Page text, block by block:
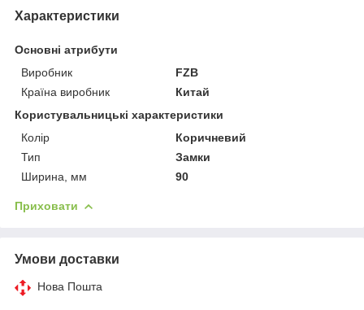
Характеристики
Основні атрибути
Виробник
FZB
Країна виробник
Китай
Користувальницькі характеристики
Колір
Коричневий
Тип
Замки
Ширина, мм
90
Приховати
Умови доставки
Нова Пошта